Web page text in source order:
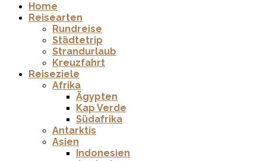
Home
Reisearten
Rundreise
Städtetrip
Strandurlaub
Kreuzfahrt
Reiseziele
Afrika
Ägypten
Kap Verde
Südafrika
Antarktis
Asien
Indonesien